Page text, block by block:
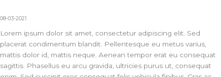
08-03-2021
Lorem ipsum dolor sit amet, consectetur adipiscing elit. Sed
placerat condimentum blandit. Pellentesque eu metus varius,
mattis dolor id, mattis neque. Aenean tempor erat eu consequat
sagittis. Phasellus eu arcu gravida, ultricies purus ut, consequat